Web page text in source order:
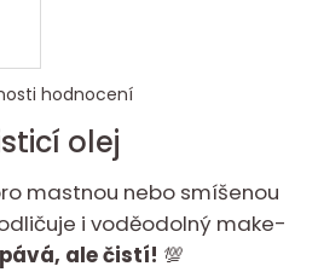
hodnocení
olej
mastnou nebo smíšenou
i voděodolný make-
ale čistí! 💯